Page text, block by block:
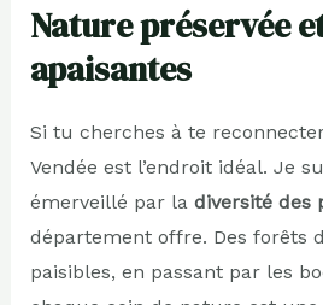
Nature préservée
apaisantes
Si tu cherches à te
Vendée est l’endroit idéal. Je
émerveillé par la diversité des
département offre. Des forêts
paisibles, en passant par les